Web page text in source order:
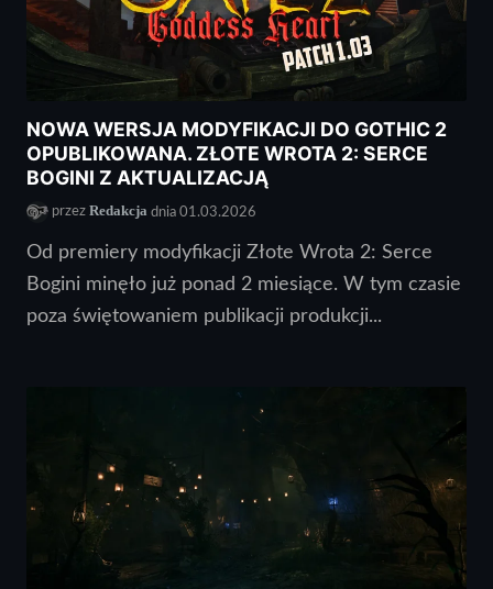
NOWA WERSJA MODYFIKACJI DO GOTHIC 2
OPUBLIKOWANA. ZŁOTE WROTA 2: SERCE
BOGINI Z AKTUALIZACJĄ
przez Redakcja dnia 01.03.2026
Od premiery modyfikacji Złote Wrota 2: Serce
Bogini minęło już ponad 2 miesiące. W tym czasie
poza świętowaniem publikacji produkcji...